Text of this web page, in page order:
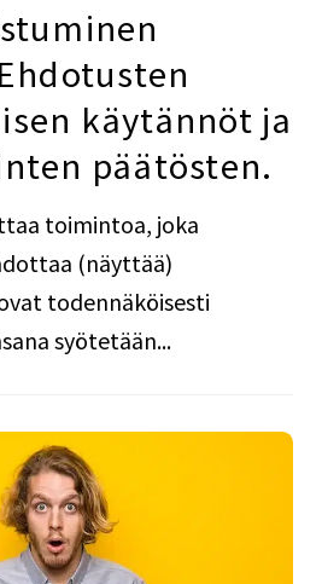
käytännöt ja
päätösten.
toimintoa, joka
(näyttää)
todennäköisesti
syötetään...